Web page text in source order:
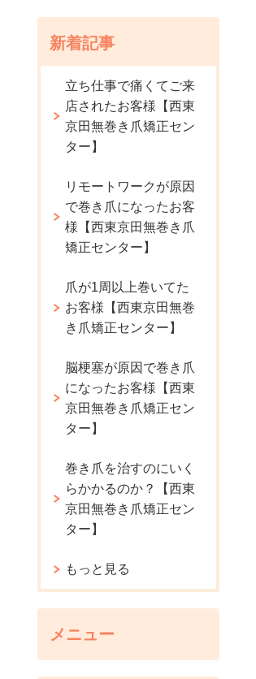
新着記事
立ち仕事で痛くてご来
店されたお客様【西東
京田無巻き爪矯正セン
ター】
リモートワークが原因
で巻き爪になったお客
様【西東京田無巻き爪
矯正センター】
爪が1周以上巻いてた
お客様【西東京田無巻
き爪矯正センター】
脳梗塞が原因で巻き爪
になったお客様【西東
京田無巻き爪矯正セン
ター】
巻き爪を治すのにいく
らかかるのか？【西東
京田無巻き爪矯正セン
ター】
もっと見る
メニュー